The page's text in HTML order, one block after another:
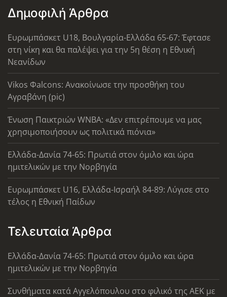
Δημοφιλή Άρθρα
Ευρωμπάσκετ U18, Βουλγαρία-Ελλάδα 65-67: Έφτασε
στη νίκη και θα παλέψει για την 5η θέση η Εθνική
Νεανίδων
Vikos Φalcons: Ανακοίνωσε την προσθήκη του
Αγραβάνη (pic)
Ένωση Παικτριών WNBA: «Δεν επιτρέπουμε να μας
χρησιμοποιήσουν ως πολιτικά πιόνια»
Ελλάδα-Δανία 74-65: Πρωτιά στον όμιλο και ώρα
ημιτελικών με την Νορβηγία
Ευρωμπάσκετ U16, Ελλάδα-Ισραήλ 84-89: Λύγισε στο
τέλος η Εθνική Παίδων
Τελευταία Άρθρα
Ελλάδα-Δανία 74-65: Πρωτιά στον όμιλο και ώρα
ημιτελικών με την Νορβηγία
Συνθήματα κατά Αγγελόπουλου στο φιλικό της ΑΕΚ με